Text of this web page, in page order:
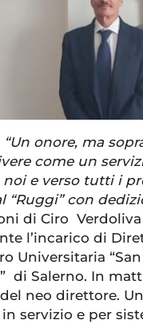
“Un onore, ma
come un
noi e verso tutti i
“Ruggi” con
di Ciro
l’incarico di
Universitaria
di Salerno. In
neo direttore.
in servizio e per